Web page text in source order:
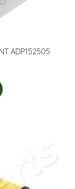
ADP152505